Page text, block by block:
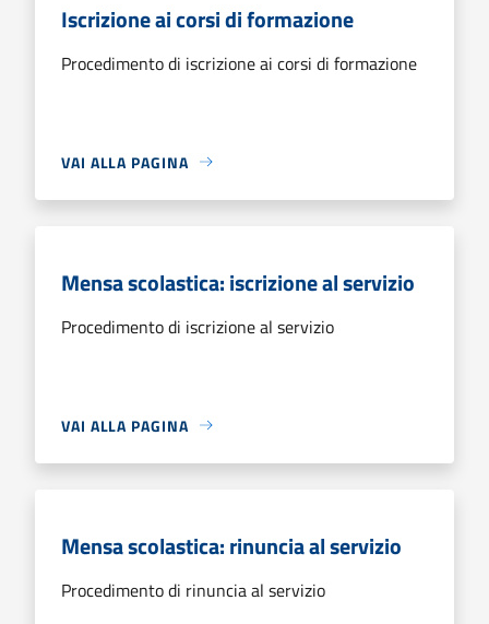
Iscrizione ai corsi di formazione
Procedimento di iscrizione ai corsi di formazione
VAI ALLA PAGINA
Mensa scolastica: iscrizione al servizio
Procedimento di iscrizione al servizio
VAI ALLA PAGINA
Mensa scolastica: rinuncia al servizio
Procedimento di rinuncia al servizio